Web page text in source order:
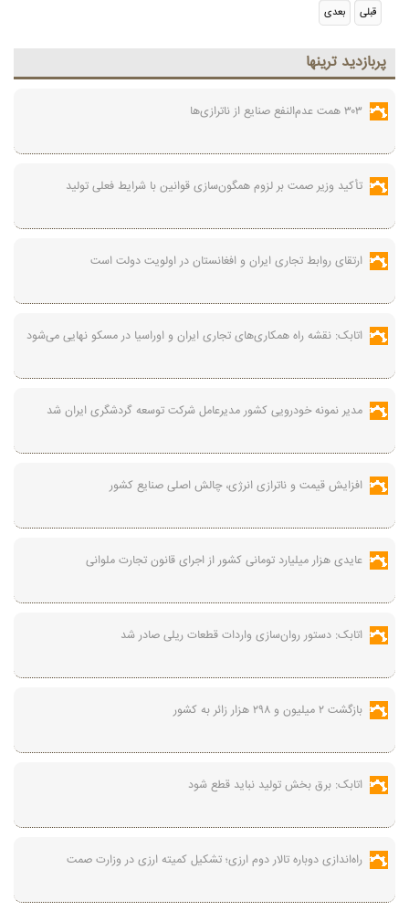
پربازديد ترينها
۳۰۳ همت عدم‌النفع صنایع از ناترازی‌ها
تأکید وزیر صمت بر لزوم همگون‌سازی قوانین با شرایط فعلی تولید
ارتقای روابط تجاری ایران و افغانستان در اولویت دولت است
اتابک: نقشه راه همکاری‌های تجاری ایران و اوراسیا در مسکو نهایی می‌شود
مدیر نمونه خودرویی کشور مدیرعامل شرکت توسعه گردشگری ایران شد
افزایش قیمت و ناترازی انرژی، چالش اصلی صنایع کشور
عایدی هزار میلیارد تومانی کشور از اجرای قانون تجارت ملوانی
اتابک: دستور روان‌سازی واردات قطعات ریلی صادر شد
بازگشت ۲ میلیون و ۲۹۸ هزار زائر به کشور
اتابک: برق بخش تولید نباید قطع شود
راه‌اندازی دوباره تالار دوم ارزی؛ تشکیل کمیته ارزی در وزارت صمت